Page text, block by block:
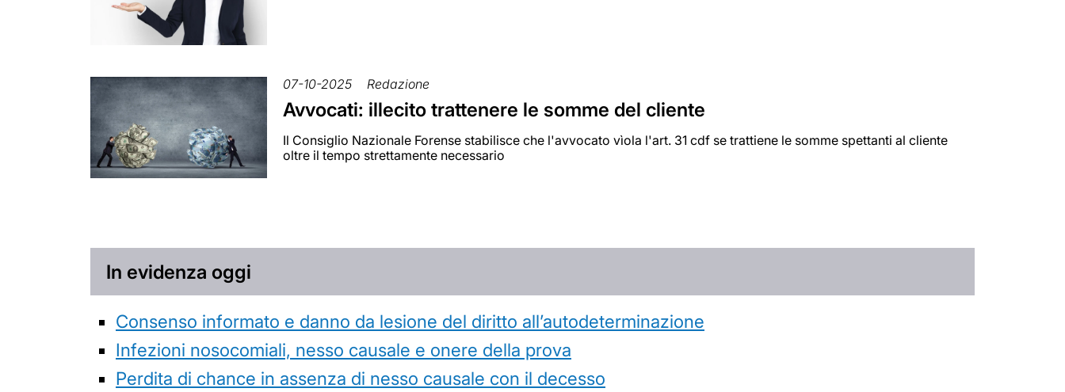
07-10-2025 Redazione
Avvocati: illecito trattenere le somme del cliente
Il Consiglio Nazionale Forense stabilisce che l'avvocato vìola l'art. 31 cdf se trattiene le somme spettanti al cliente
oltre il tempo strettamente necessario
In evidenza oggi
Consenso informato e danno da lesione del diritto all’autodeterminazione
Infezioni nosocomiali, nesso causale e onere della prova
Perdita di chance in assenza di nesso causale con il decesso